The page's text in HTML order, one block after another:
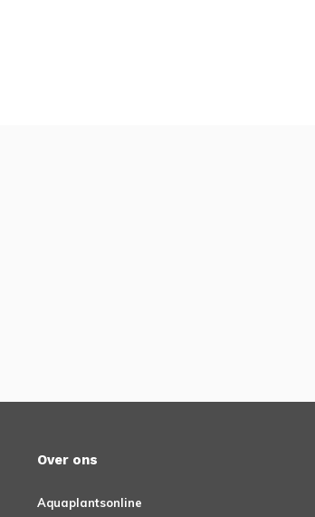
Over ons
Aquaplantsonline